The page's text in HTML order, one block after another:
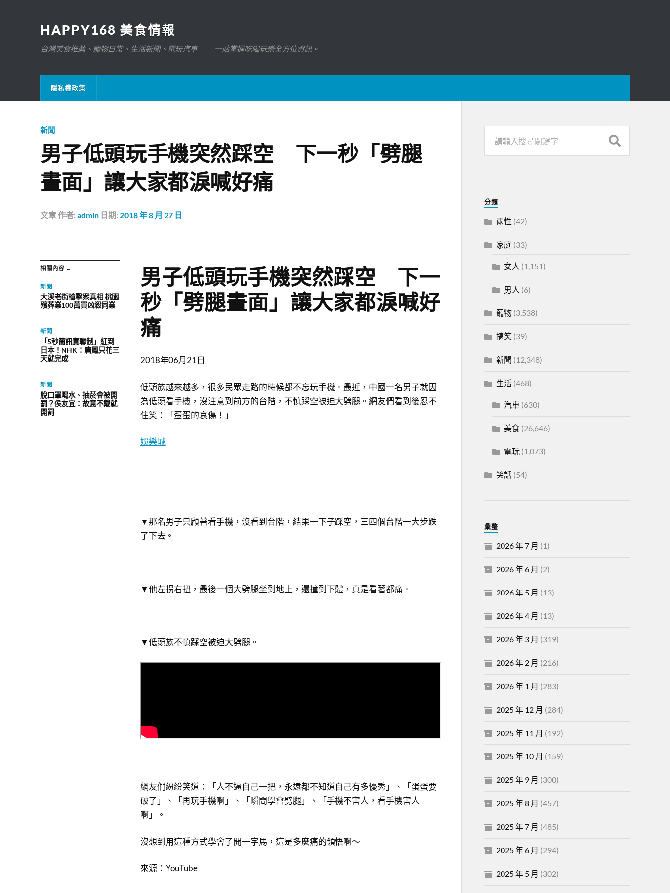
HAPPY168 美食情報
台灣美食推薦、寵物日常、生活新聞、電玩汽車——一站掌握吃喝玩樂全方位資訊。
隱私權政策
新聞
男子低頭玩手機突然踩空 下一秒「劈腿
畫面」讓大家都淚喊好痛
文章作者: admin 日期: 2018 年 8 月 27 日
相關內容 →
新聞
大溪老街槍擊案真相 桃園
殯葬業100萬買凶殺同業
新聞
「5秒簡訊實聯制」紅到
日本！NHK：唐鳳只花三
天就完成
新聞
脫口罩喝水、抽菸會被開
罰？侯友宜：故意不戴就
開罰
男子低頭玩手機突然踩空 下一
秒「劈腿畫面」讓大家都淚喊好
痛
2018年06月21日
低頭族越來越多，很多民眾走路的時候都不忘玩手機。最近，中國一名男子就因
為低頭看手機，沒注意到前方的台階，不慎踩空被迫大劈腿。網友們看到後忍不
住笑：「蛋蛋的哀傷！」
娛樂城
▼那名男子只顧著看手機，沒看到台階，結果一下子踩空，三四個台階一大步跌
了下去。
▼他左拐右扭，最後一個大劈腿坐到地上，還撞到下體，真是看著都痛。
▼低頭族不慎踩空被迫大劈腿。
網友們紛紛笑道：「人不逼自己一把，永遠都不知道自己有多優秀」、「蛋蛋要
破了」、「再玩手機啊」、「瞬間學會劈腿」、「手機不害人，看手機害人
啊」。
沒想到用這種方式學會了開一字馬，這是多麼痛的領悟啊～
來源：YouTube
分類
兩性 (42)
家庭(33)
女人 (1,151)
男人 (6)
寵物(3,538)
搞笑(39)
新聞 (12,348)
生活(468)
汽車(630)
美食(26,646)
電玩(1,073)
笑話(54)
彙整
2026 年 7 月 (1)
2026 年 6 月 (2)
2026 年 5 月 (13)
2026 年 4 月 (13)
2026 年 3 月 (319)
2026 年 2 月 (216)
2026 年 1 月 (283)
2025 年 12 月 (284)
2025 年 11 月 (192)
2025 年 10 月 (159)
2025 年 9 月 (300)
2025 年 8 月 (457)
2025 年 7 月 (485)
2025 年 6 月 (294)
2025 年 5 月 (302)